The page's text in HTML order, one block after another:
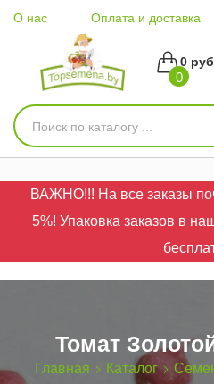
О нас Оплата и доставка
0
0
ВАЖНО!!! На все заказы
5%! Упаковка заказов в
Томат
Главная Каталог